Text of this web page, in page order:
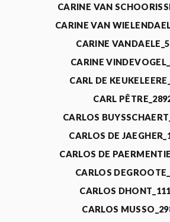
CARINE VAN
CARINE VAN
CARINE
CARINE
CARL DE
CARL
CARLOS
CARLOS DE
CARLOS DE
CARLOS
CARLOS
CARLOS